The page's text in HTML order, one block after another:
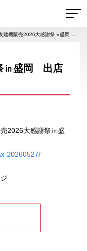
2026大感謝祭㏌盛岡 出店のお知らせ
㏌盛岡 出店
2026大感謝祭㏌盛
20260527/